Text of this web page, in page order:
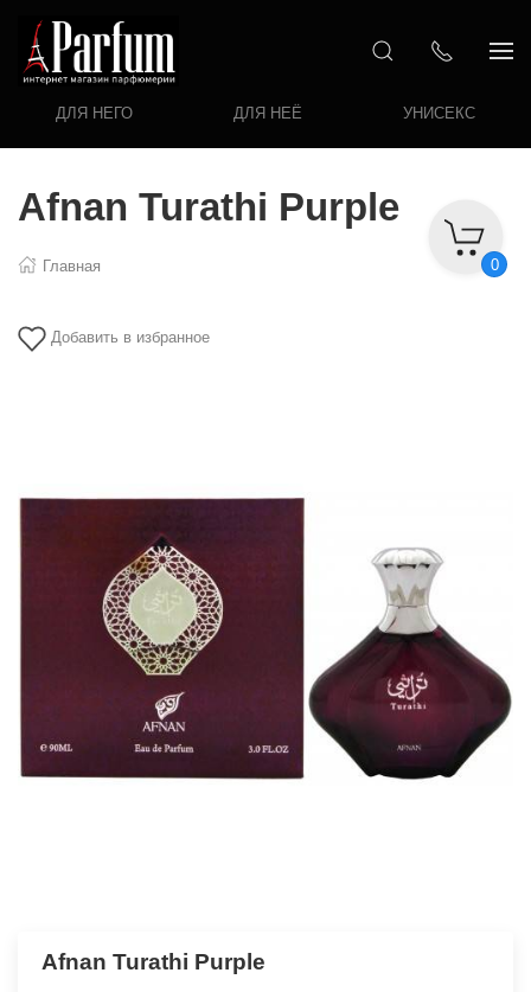
ДЛЯ НЕГО ДЛЯ НЕЁ УНИСЕКС
0
Afnan Turathi Purple
Главная
Добавить в избранное
Afnan Turathi Purple